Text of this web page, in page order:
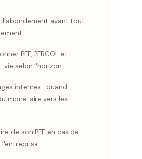
l'abondement avant tout
PEE, PERCOL et
vie selon l'horizon
internes : quand
monétaire vers les
de son PEE en cas de